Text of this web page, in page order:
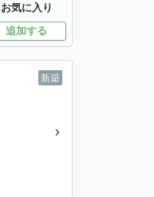
お気に入り
追加する
新築